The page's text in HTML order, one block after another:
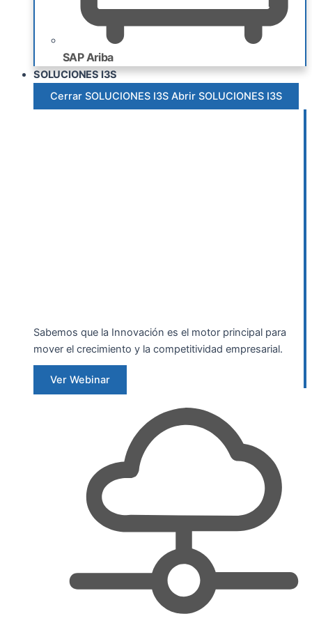
SAP Ariba
SOLUCIONES I3S
Cerrar SOLUCIONES I3S Abrir SOLUCIONES I3S
Sabemos que la Innovación es el motor principal para
mover el crecimiento y la competitividad empresarial.
Ver Webinar